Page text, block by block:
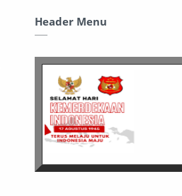
Header Menu